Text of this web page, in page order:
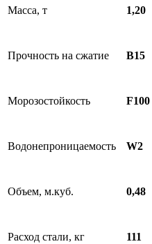
Масса, т 1,20
Прочность на сжатие B15
Морозостойкость F100
Водонепроницаемость W2
Объем, м.куб. 0,48
Расход стали, кг 111